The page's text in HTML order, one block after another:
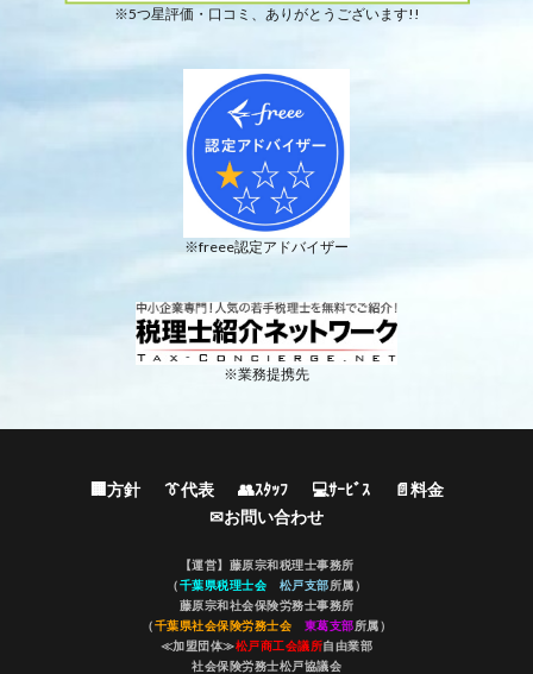
※5つ星評価・口コミ、ありがとうございます!!
※freee認定アドバイザー
※業務提携先
🏢方針 👔代表 👥ｽﾀｯﾌ 💻ｻｰﾋﾞｽ
📄料金
✉お問い合わせ
【運営】藤原宗和税理士事務所
（千葉県税理士会 松戸支部所属）
藤原宗和社会保険労務士事務所
（千葉県社会保険労務士会 東葛支部所属）
≪加盟団体≫松戸商工会議所自由業部
社会保険労務士松戸協議会